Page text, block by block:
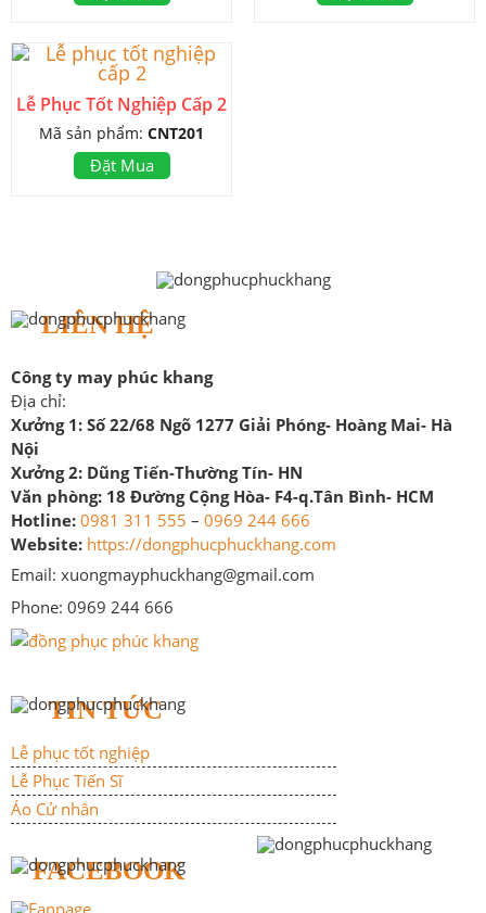
Lễ Phục Tốt Nghiệp Cấp 2
Mã sản phẩm: CNT201
Đặt Mua
LIÊN HỆ
Công ty may phúc khang
Địa chỉ:
Xưởng 1: Số 22/68 Ngõ 1277 Giải Phóng- Hoàng Mai- Hà
Nội
Xưởng 2: Dũng Tiến-Thường Tín- HN
Văn phòng: 18 Đường Cộng Hòa- F4-q.Tân Bình- HCM
Hotline: 0981 311 555 – 0969 244 666
Website: https://dongphucphuckhang.com
Email: xuongmayphuckhang@gmail.com
Phone: 0969 244 666
TIN TỨC
Lễ phục tốt nghiệp
Lễ Phục Tiến Sĩ
Áo Cử nhân
FACEBOOK